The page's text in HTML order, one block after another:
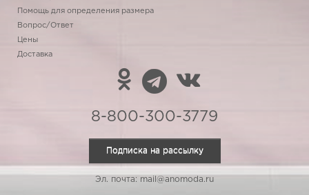
Помощь для определения размера
Вопрос/Ответ
Цены
Доставка
8-800-300-3779
Подписка на рассылку
Эл. почта: mail@anomoda.ru